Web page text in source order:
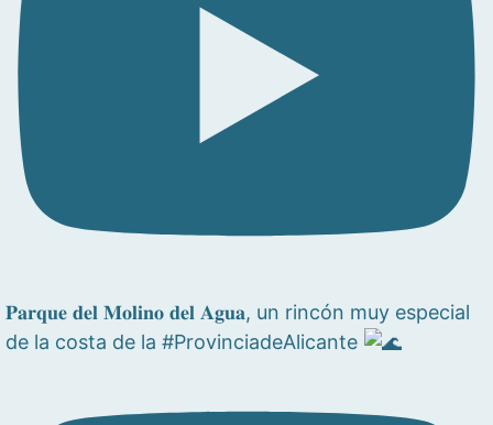
𝐏𝐚𝐫𝐪𝐮𝐞 𝐝𝐞𝐥 𝐌𝐨𝐥𝐢𝐧𝐨 𝐝𝐞𝐥 𝐀𝐠𝐮𝐚, un rincón muy especial
de la costa de la #ProvinciadeAlicante